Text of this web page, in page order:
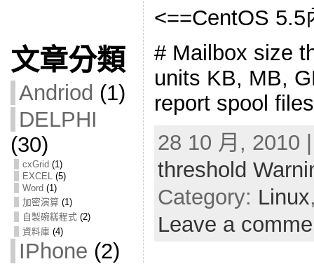
文章分類
Andriod (1)
DELPHI
(30)
cxGrid (1)
EXCEL(5)
Word (1)
加密演算(1)
自製碗糕程式(2)
資料庫(4)
IPhone (2)
<==CentOS 5.5
# Mailbox size
units KB, MB,
report spool
28 10 月, 2010
threshold
Category: Linux
Leave a